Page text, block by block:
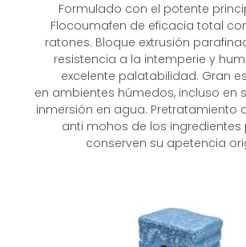
Formulado con el potente
Flocoumafen de eficacia total
ratones. Bloque extrusión
resistencia a la intemperie y
excelente palatabilidad. Gran
en ambientes húmedos, incluso en
inmersión en agua. Pretratamiento
anti mohos de los ingredientes
conserven su apetencia